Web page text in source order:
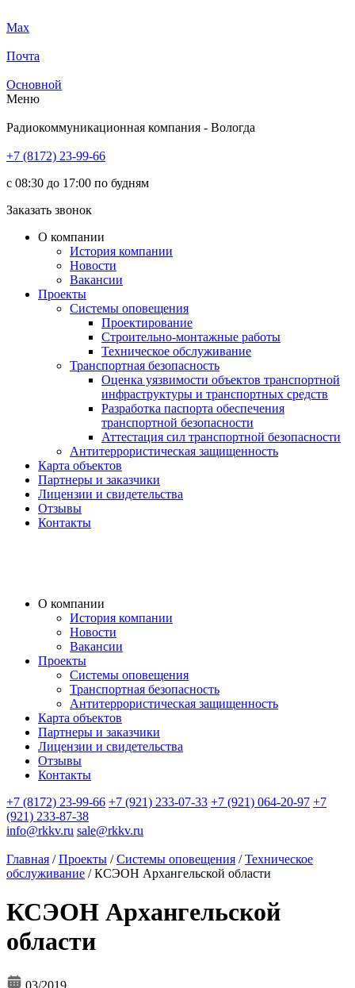
Max
Почта
Основной
Меню
Радиокоммуникационная компания - Вологда
+7 (8172) 23-99-66
с 08:30 до 17:00 по будням
Заказать звонок
О компании
История компании
Новости
Вакансии
Проекты
Системы оповещения
Проектирование
Строительно-монтажные работы
Техническое обслуживание
Транспортная безопасность
Оценка уязвимости объектов транспортной
инфраструктуры и транспортных средств
Разработка паспорта обеспечения
транспортной безопасности
Аттестация сил транспортной безопасности
Антитеррористическая защищенность
Карта объектов
Партнеры и заказчики
Лицензии и свидетельства
Отзывы
Контакты
О компании
История компании
Новости
Вакансии
Проекты
Системы оповещения
Транспортная безопасность
Антитеррористическая защищенность
Карта объектов
Партнеры и заказчики
Лицензии и свидетельства
Отзывы
Контакты
+7 (8172) 23-99-66 +7 (921) 233-07-33 +7 (921) 064-20-97 +7
(921) 233-87-38
info@rkkv.ru sale@rkkv.ru
Главная /Проекты /Системы оповещения /Техническое
обслуживание /КСЭОН Архангельской области
КСЭОН Архангельской
области
03/2019